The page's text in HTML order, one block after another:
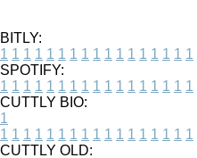
BITLY:
1 1 1 1 1 1 1 1 1 1 1 1 1 1 1 1 1
SPOTIFY:
1 1 1 1 1 1 1 1 1 1 1 1 1 1 1 1 1
CUTTLY BIO:
1
1 1 1 1 1 1 1 1 1 1 1 1 1 1 1 1 1
CUTTLY OLD: